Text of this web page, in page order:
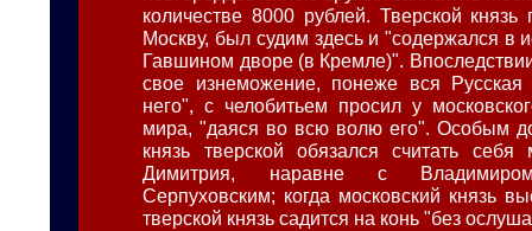
количестве 8000 рублей. Тверской
Москву, был судим здесь и "содержался в
Гавшином дворе (в Кремле)".
свое изнеможение, понеже вся Русская
него", с челобитьем просил у
мира, "даяся во всю волю его". Особым
князь тверской обязался считать
Димитрия, наравне с
Серпуховским; когда московский князь
тверской князь садится на конь "без